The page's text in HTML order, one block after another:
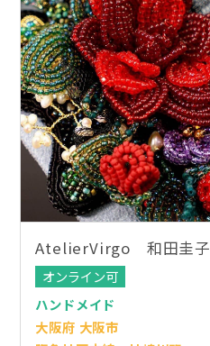
AtelierVirgo 和田圭子
オンライン可
ハンドメイド
大阪府 大阪市